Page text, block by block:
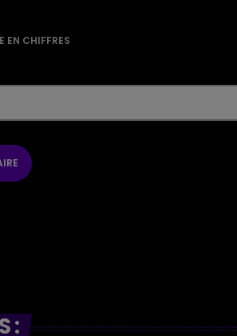
EN CHIFFRES
: